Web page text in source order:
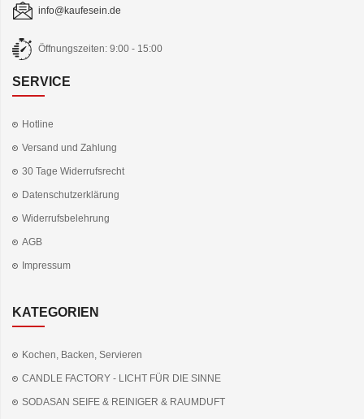
info@kaufesein.de
Öffnungszeiten: 9:00 - 15:00
SERVICE
Hotline
Versand und Zahlung
30 Tage Widerrufsrecht
Datenschutzerklärung
Widerrufsbelehrung
AGB
Impressum
KATEGORIEN
Kochen, Backen, Servieren
CANDLE FACTORY - LICHT FÜR DIE SINNE
SODASAN SEIFE & REINIGER & RAUMDUFT